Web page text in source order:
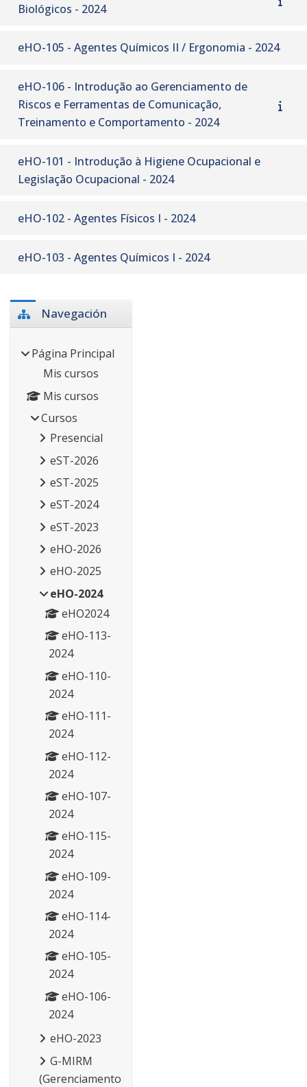
Biológicos - 2024
eHO-105 - Agentes Quí­micos II / Ergonomia - 2024
eHO-106 - Introdução ao Gerenciamento de
Riscos e Ferramentas de Comunicação,
Treinamento e Comportamento - 2024
eHO-101 - Introdução à Higiene Ocupacional e
Legislação Ocupacional - 2024
eHO-102 - Agentes Físicos I - 2024
eHO-103 - Agentes Quí­micos I - 2024
Bloques
Salta Navegación
Navegación
Página Principal
Mis cursos
Mis cursos
Cursos
Presencial
eST-2026
eST-2025
eST-2024
eST-2023
eHO-2026
eHO-2025
eHO-2024
eHO2024
eHO-113-
2024
eHO-110-
2024
eHO-111-
2024
eHO-112-
2024
eHO-107-
2024
eHO-115-
2024
eHO-109-
2024
eHO-114-
2024
eHO-105-
2024
eHO-106-
2024
eHO-2023
G-MIRM
(Gerenciamento